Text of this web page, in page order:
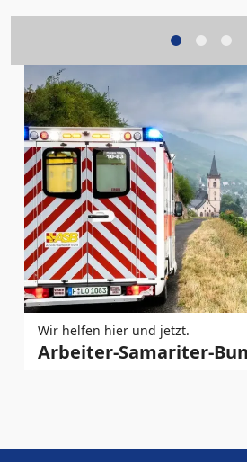
Wir helfen hier und jetzt.
Arbeiter-Samariter-